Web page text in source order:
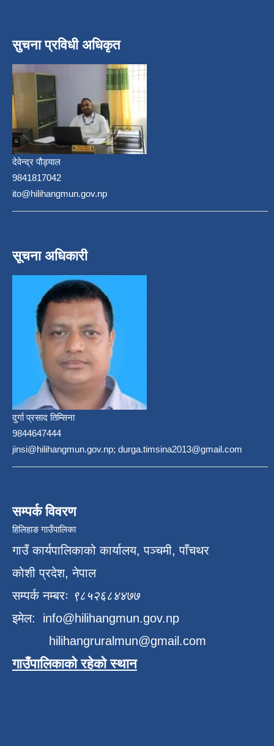
सुचना प्रविधी अधिकृत
देवेन्द्र पौड्याल
9841817042
ito@hilihangmun.gov.np
सूचना अधिकारी
दुर्गा प्रसाद तिम्सिना
9844647444
jinsi@hilihangmun.gov.np; durga.timsina2013@gmail.com
सम्पर्क विवरण
हिलिहाङ गाउँपालिका
गाउँ कार्यपालिकाको कार्यालय, पञ्चमी, पाँचथर
कोशी प्रदेश, नेपाल
सम्पर्क नम्बरः ९८५२६८४४७७
इमेल: info@hilihangmun.gov.np
hilihangruralmun@gmail.com
गाउँपालिकाको रहेको स्थान